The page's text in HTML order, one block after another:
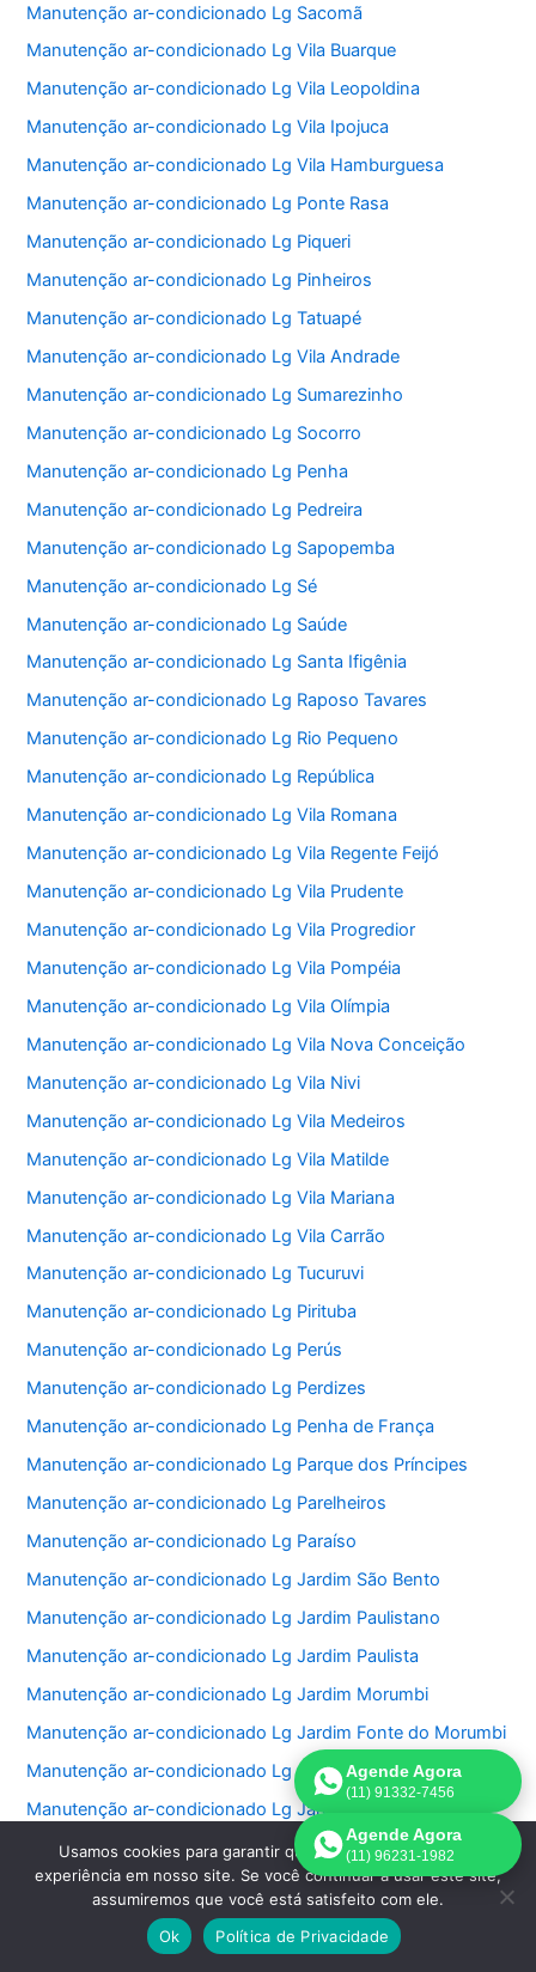
Manutenção ar-condicionado Lg Sacomã
Manutenção ar-condicionado Lg Vila Buarque
Manutenção ar-condicionado Lg Vila Leopoldina
Manutenção ar-condicionado Lg Vila Ipojuca
Manutenção ar-condicionado Lg Vila Hamburguesa
Manutenção ar-condicionado Lg Ponte Rasa
Manutenção ar-condicionado Lg Piqueri
Manutenção ar-condicionado Lg Pinheiros
Manutenção ar-condicionado Lg Tatuapé
Manutenção ar-condicionado Lg Vila Andrade
Manutenção ar-condicionado Lg Sumarezinho
Manutenção ar-condicionado Lg Socorro
Manutenção ar-condicionado Lg Penha
Manutenção ar-condicionado Lg Pedreira
Manutenção ar-condicionado Lg Sapopemba
Manutenção ar-condicionado Lg Sé
Manutenção ar-condicionado Lg Saúde
Manutenção ar-condicionado Lg Santa Ifigênia
Manutenção ar-condicionado Lg Raposo Tavares
Manutenção ar-condicionado Lg Rio Pequeno
Manutenção ar-condicionado Lg República
Manutenção ar-condicionado Lg Vila Romana
Manutenção ar-condicionado Lg Vila Regente Feijó
Manutenção ar-condicionado Lg Vila Prudente
Manutenção ar-condicionado Lg Vila Progredior
Manutenção ar-condicionado Lg Vila Pompéia
Manutenção ar-condicionado Lg Vila Olímpia
Manutenção ar-condicionado Lg Vila Nova Conceição
Manutenção ar-condicionado Lg Vila Nivi
Manutenção ar-condicionado Lg Vila Medeiros
Manutenção ar-condicionado Lg Vila Matilde
Manutenção ar-condicionado Lg Vila Mariana
Manutenção ar-condicionado Lg Vila Carrão
Manutenção ar-condicionado Lg Tucuruvi
Manutenção ar-condicionado Lg Pirituba
Manutenção ar-condicionado Lg Perús
Manutenção ar-condicionado Lg Perdizes
Manutenção ar-condicionado Lg Penha de França
Manutenção ar-condicionado Lg Parque dos Príncipes
Manutenção ar-condicionado Lg Parelheiros
Manutenção ar-condicionado Lg Paraíso
Manutenção ar-condicionado Lg Jardim São Bento
Manutenção ar-condicionado Lg Jardim Paulistano
Manutenção ar-condicionado Lg Jardim Paulista
Manutenção ar-condicionado Lg Jardim Morumbi
Manutenção ar-condicionado Lg Jardim Fonte do Morumbi
Manutenção ar-condicionado Lg Jardim Europa
Manutenção ar-condicionado Lg Jardim das Perdizes
Manutenção ar-condicionado Lg Jardim das Acacias
Manutenção ar-condicionado Lg Jardim da Saúde
Manutenção ar-condicionado Lg Jardim Bonfiglioli
Agende Agora
(11) 91332-7456
Agende Agora
(11) 96231-1982
Usamos cookies para garantir que oferecemos a melhor
experiência em nosso site. Se você continuar a usar este site,
assumiremos que você está satisfeito com ele.
Ok
Política de Privacidade